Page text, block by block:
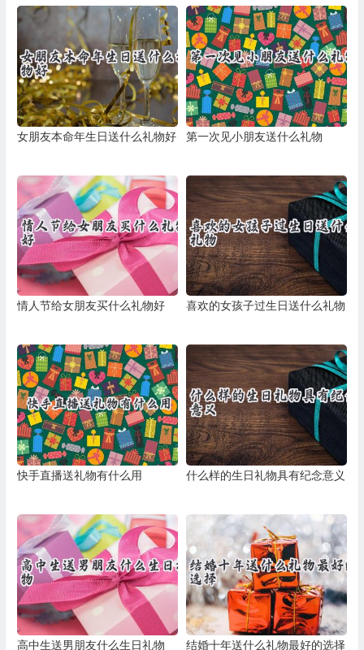
女朋友本命年生日送什么礼物好 第一次见小朋友送什么礼物
情人节给女朋友买什么礼物好 喜欢的女孩子过生日送什么礼物
快手直播送礼物有什么用 什么样的生日礼物具有纪念意义
高中生送男朋友什么生日礼物 结婚十年送什么礼物最好的选择